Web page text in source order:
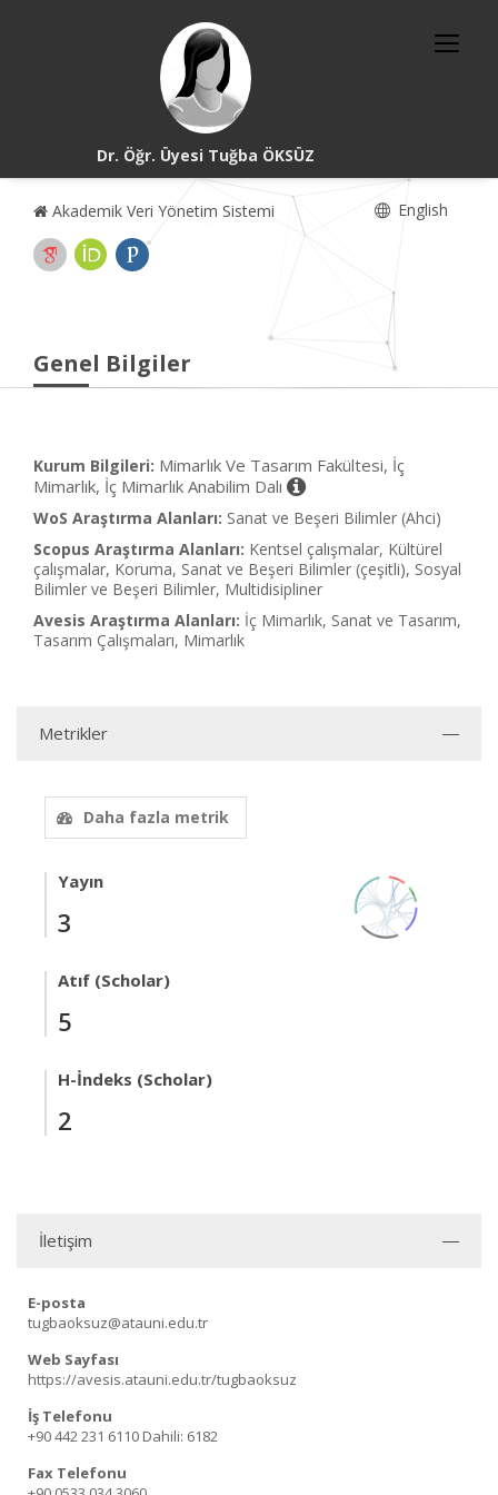
Dr. Öğr. Üyesi Tuğba ÖKSÜZ
Akademik Veri Yönetim Sistemi English
Genel Bilgiler
Kurum Bilgileri: Mimarlık Ve Tasarım Fakültesi, İç
Mimarlık, İç Mimarlık Anabilim Dalı
WoS Araştırma Alanları: Sanat ve Beşeri Bilimler (Ahci)
Scopus Araştırma Alanları: Kentsel çalışmalar, Kültürel
çalışmalar, Koruma, Sanat ve Beşeri Bilimler (çeşitli), Sosyal
Bilimler ve Beşeri Bilimler, Multidisipliner
Avesis Araştırma Alanları: İç Mimarlık, Sanat ve Tasarım,
Tasarım Çalışmaları, Mimarlık
Metrikler
Daha fazla metrik
Yayın
3
Atıf (Scholar)
5
H-İndeks (Scholar)
2
İletişim
E-posta
tugbaoksuz@atauni.edu.tr
Web Sayfası
https://avesis.atauni.edu.tr/tugbaoksuz
İş Telefonu
+90 442 231 6110 Dahili: 6182
Fax Telefonu